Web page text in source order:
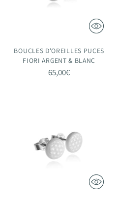
BOUCLES D'OREILLES PUCES
FIORI ARGENT & BLANC
65,00€